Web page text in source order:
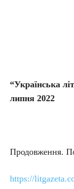
“Українська
липня 2022
Продовження.
https://